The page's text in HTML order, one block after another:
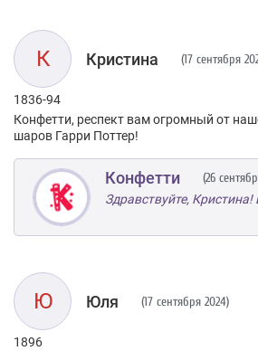
К Кристина (17 сентября
1836-94
Конфетти, респект вам огромный от
шаров Гарри Поттер!
Конфетти (26
Здравствуйте,
Ю Юля (17 сентября 2024)
1896